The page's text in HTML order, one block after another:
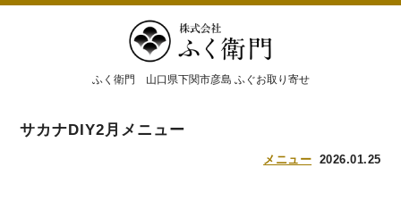
ふく衛門 山口県下関市彦島 ふぐお取り寄せ
サカナDIY2月メニュー
メニュー 2026.01.25